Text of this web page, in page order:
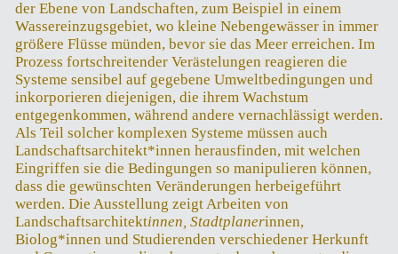
der Ebene von Landschaften, zum Beispiel in einem
Wassereinzugsgebiet, wo kleine Nebengewässer in immer
größere Flüsse münden, bevor sie das Meer erreichen. Im
Prozess fortschreitender Verästelungen reagieren die
Systeme sensibel auf gegebene Umweltbedingungen und
inkorporieren diejenigen, die ihrem Wachstum
entgegenkommen, während andere vernachlässigt werden.
Als Teil solcher komplexen Systeme müssen auch
Landschaftsarchitekt*innen herausfinden, mit welchen
Eingriffen sie die Bedingungen so manipulieren können,
dass die gewünschten Veränderungen herbeigeführt
werden. Die Ausstellung zeigt Arbeiten von
Landschaftsarchitektinnen, Stadtplanerinnen,
Biolog*innen und Studierenden verschiedener Herkunft